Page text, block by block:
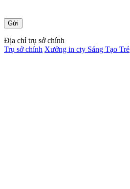
Địa chỉ trụ sở chính
Trụ sở chính Xưởng in cty Sáng Tạo Trẻ